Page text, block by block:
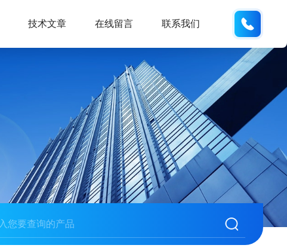
技术文章 在线留言 联系我们